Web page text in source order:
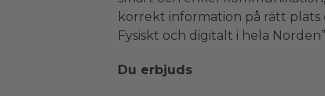
korrekt information på rätt plats
Fysiskt och digitalt i hela
Du erbjuds